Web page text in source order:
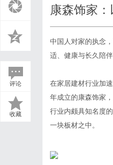
评论
收藏
康森饰家
中国人对家的执念
适、健康与长久陪
在家居建材行业加
年成立的康森饰家
行业内颇具知名度
一块板材之中。